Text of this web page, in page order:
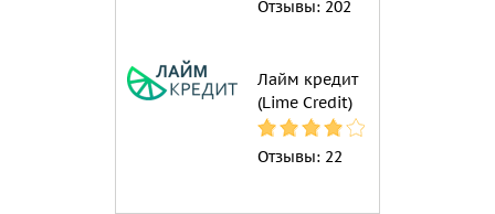
Отзывы: 202
Лайм кредит
(Lime Credit)
Отзывы: 22